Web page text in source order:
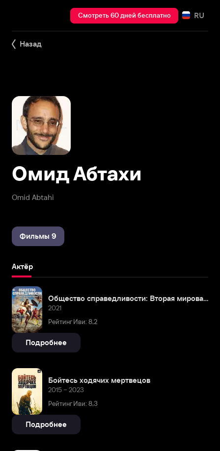
Смотреть 60 дней бесплатно RU
Назад
Omid Abtahi
Омид Абтахи
Фильмы 9
Актёр
Общество справедливости: Вторая мировая война
2021
Рейтинг Иви: 8,2
Подробнее
Бойтесь ходячих мертвецов
2015 – 2023
Рейтинг Иви: 8,3
Подробнее